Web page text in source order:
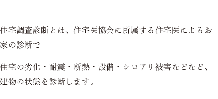
住宅調査診断とは、住宅医協会に所属する住宅医によるお
家の診断で
住宅の劣化・耐震・断熱・設備・シロアリ被害などなど、
建物の状態を診断します。